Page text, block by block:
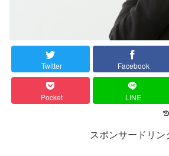
Twitter Facebook
Pocket LINE
スポンサードリン